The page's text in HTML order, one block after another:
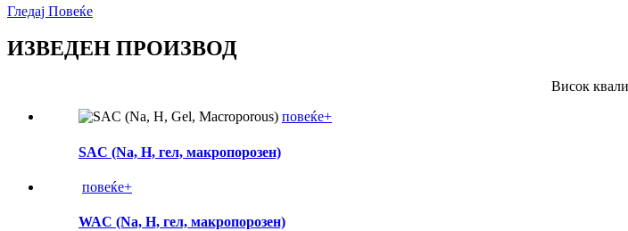
Гледај Повеќе
ИЗВЕДЕН ПРОИЗВОД
Висок
повеќе+
SAC (Na, H, гел, макропорозен)
повеќе+
WAC (Na, H, гел, макропорозен)